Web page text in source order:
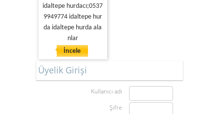
idaltepe hurdacı;0537
9949774 idaltepe hur
da idaltepe hurda ala
nlar
İncele
Üyelik Girişi
Kullanıcı adı
Şifre